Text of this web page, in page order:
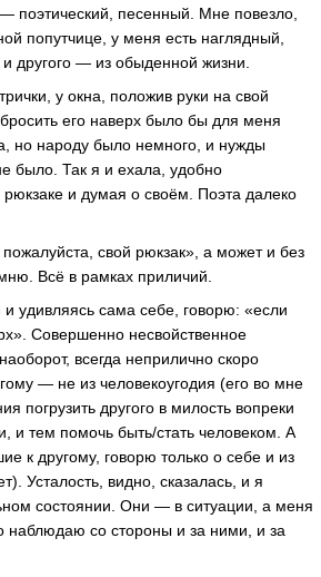
поэтический, песенный. Мне повезло,
попутчице, у меня есть наглядный,
другого — из обыденной жизни.
у окна, положив руки на свой
его наверх было бы для меня
но народу было немного, и нужды
было. Так я и ехала, удобно
и думая о своём. Поэта далеко
свой рюкзак», а может и без
Всё в рамках приличий.
удивляясь сама себе, говорю: «если
Совершенно несвойственное
всегда неприлично скоро
— не из человекоугодия (его во мне
погрузить другого в милость вопреки
и тем помочь быть/стать человеком. А
к другому, говорю только о себе и из
Усталость, видно, сказалась, и я
состоянии. Они — в ситуации, а меня
наблюдаю со стороны и за ними, и за